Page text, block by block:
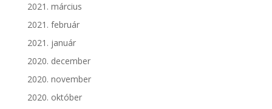
2021. március
2021. február
2021. január
2020. december
2020. november
2020. október